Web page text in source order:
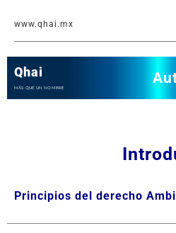
www.qhai.mx
Qhai
MÁS QUE UN NOMBRE
Principios del derecho